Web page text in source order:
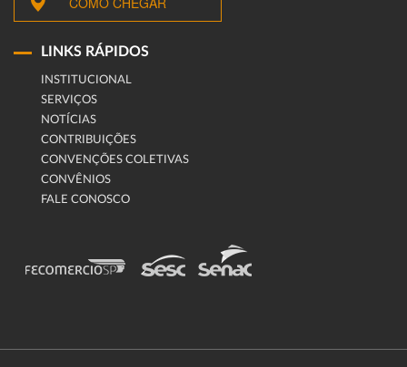
LINKS RÁPIDOS
INSTITUCIONAL
SERVIÇOS
NOTÍCIAS
CONTRIBUIÇÕES
CONVENÇÕES COLETIVAS
CONVÊNIOS
FALE CONOSCO